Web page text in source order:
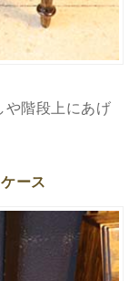
や階段上にあげ
ース